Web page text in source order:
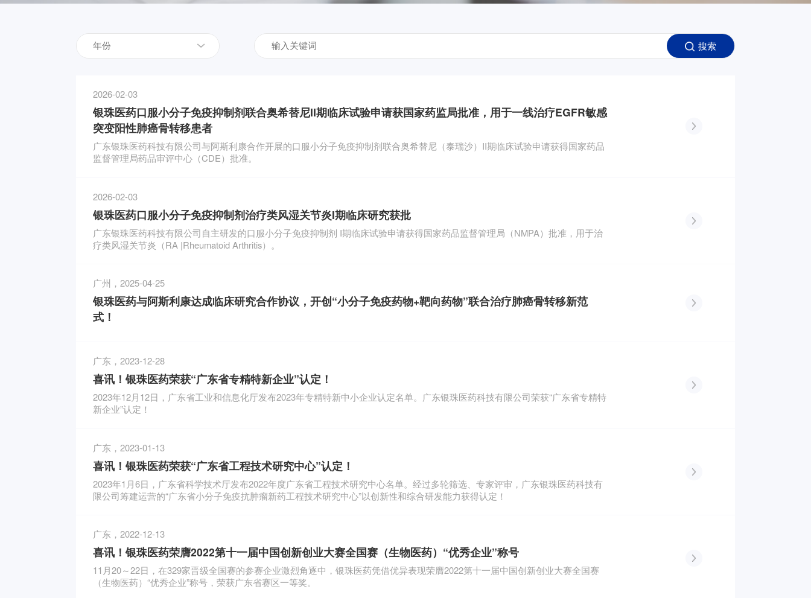
搜索
2026-02-03
银珠医药口服小分子免疫抑制剂联合奥希替尼II期临床试验申请获国家药监局批准，用于一线治疗EGFR敏感
突变阳性肺癌骨转移患者
广东银珠医药科技有限公司与阿斯利康合作开展的口服小分子免疫抑制剂联合奥希替尼（泰瑞沙）II期临床试验申请获得国家药品
监督管理局药品审评中心（CDE）批准。
2026-02-03
银珠医药口服小分子免疫抑制剂治疗类风湿关节炎I期临床研究获批
广东银珠医药科技有限公司自主研发的口服小分子免疫抑制剂 I期临床试验申请获得国家药品监督管理局（NMPA）批准，用于治
疗类风湿关节炎（RA |Rheumatoid Arthritis）。
广州，2025-04-25
银珠医药与阿斯利康达成临床研究合作协议，开创“小分子免疫药物+靶向药物”联合治疗肺癌骨转移新范
式！
广东，2023-12-28
喜讯！银珠医药荣获“广东省专精特新企业”认定！
2023年12月12日，广东省工业和信息化厅发布2023年专精特新中小企业认定名单。广东银珠医药科技有限公司荣获“广东省专精特
新企业”认定！
广东，2023-01-13
喜讯！银珠医药荣获“广东省工程技术研究中心”认定！
2023年1月6日，广东省科学技术厅发布2022年度广东省工程技术研究中心名单。经过多轮筛选、专家评审，广东银珠医药科技有
限公司筹建运营的“广东省小分子免疫抗肿瘤新药工程技术研究中心”以创新性和综合研发能力获得认定！
广东，2022-12-13
喜讯！银珠医药荣膺2022第十一届中国创新创业大赛全国赛（生物医药）“优秀企业”称号
11月20～22日，在329家晋级全国赛的参赛企业激烈角逐中，银珠医药凭借优异表现荣膺2022第十一届中国创新创业大赛全国赛
（生物医药）“优秀企业”称号，荣获广东省赛区一等奖。